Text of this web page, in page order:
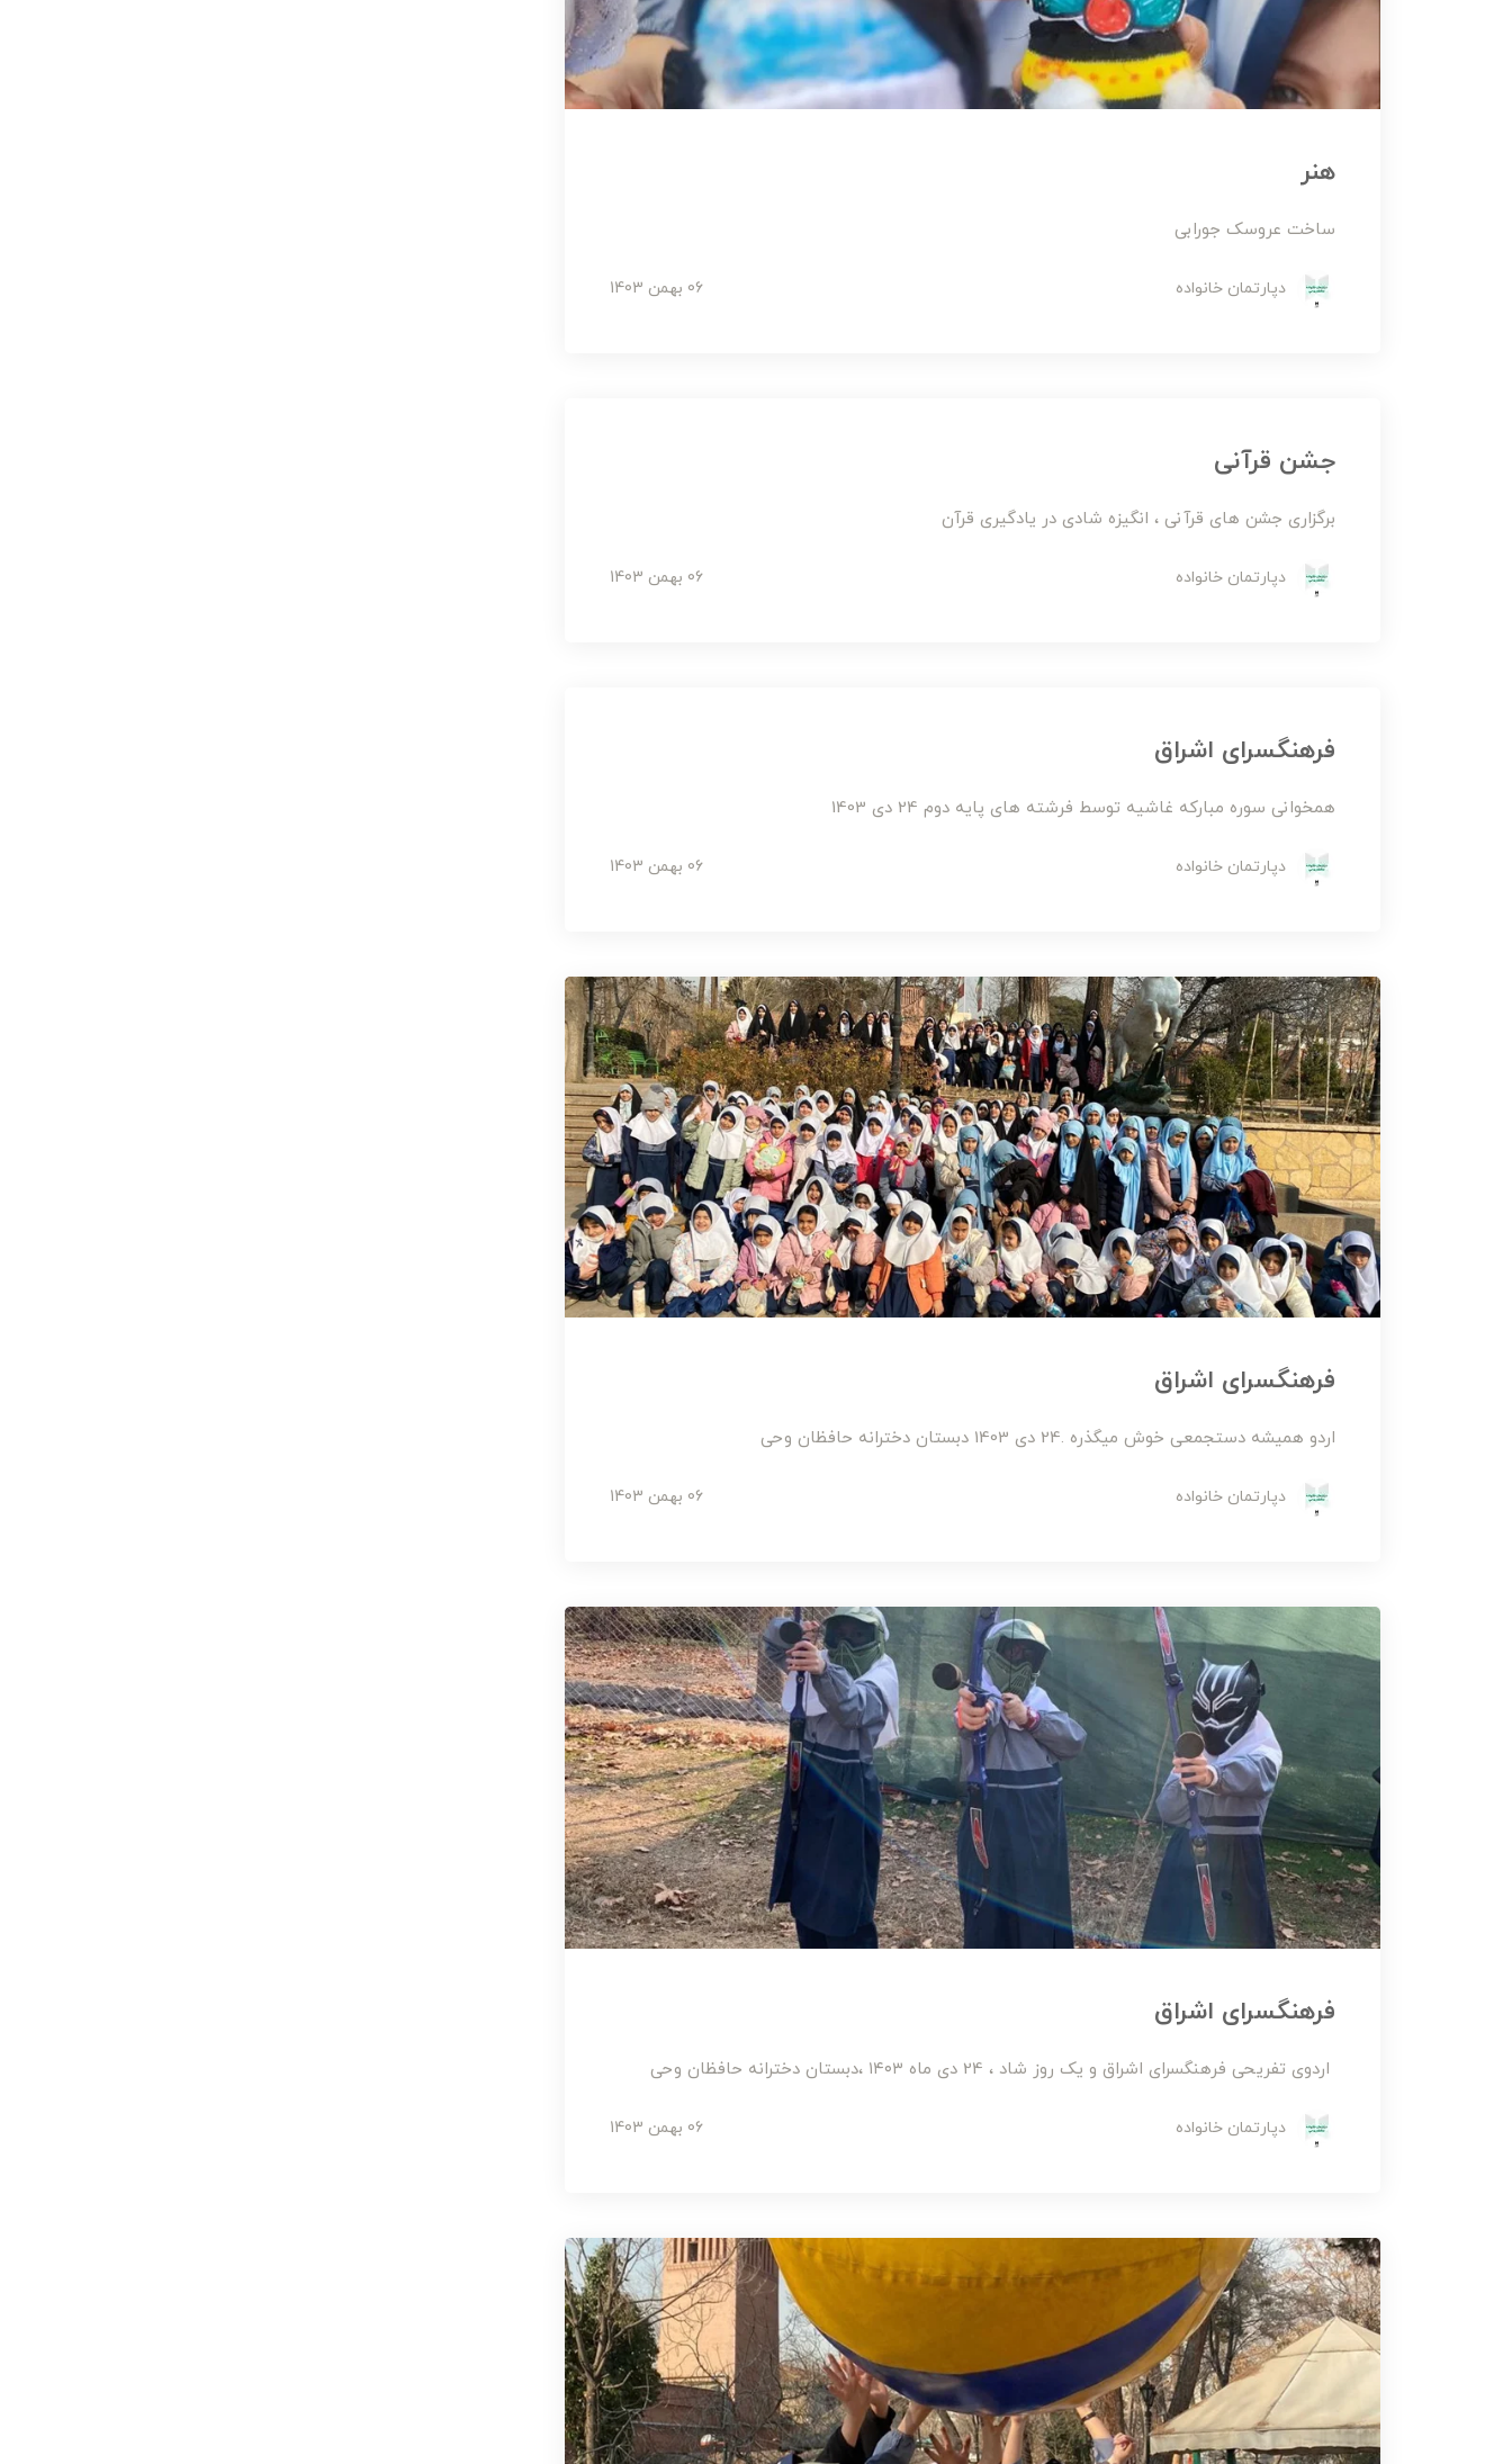
هنر
ساخت عروسک جورابی
دپارتمان خانواده 06 بهمن 1403
جشن قرآنی
برگزاری جشن های قرآنی ، انگیزه شادی در یادگیری قرآن
دپارتمان خانواده 06 بهمن 1403
فرهنگسرای اشراق
همخوانی سوره مبارکه غاشیه توسط فرشته های پایه دوم 24 دی 1403
دپارتمان خانواده 06 بهمن 1403
فرهنگسرای اشراق
اردو همیشه دستجمعی خوش میگذره .24 دی 1403 دبستان دخترانه حافظان وحی
دپارتمان خانواده 06 بهمن 1403
فرهنگسرای اشراق
اردوی تفریحی فرهنگسرای اشراق و یک روز شاد ، 24 دی ماه ۱۴۰۳ ،دبستان دخترانه حافظان وحی
دپارتمان خانواده 06 بهمن 1403